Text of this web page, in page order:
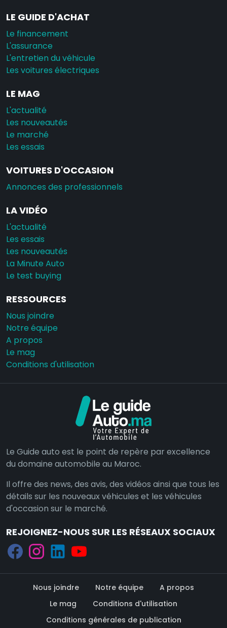
LE GUIDE D'ACHAT
Le financement
L'assurance
L'entretien du véhicule
Les voitures électriques
LE MAG
L'actualité
Les nouveautés
Le marché
Les essais
VOITURES D'OCCASION
Annonces des professionnels
LA VIDÉO
L'actualité
Les essais
Les nouveautés
La Minute Auto
Le test buying
RESSOURCES
Nous joindre
Notre équipe
A propos
Le mag
Conditions d'utilisation
Le Guide auto est le point de repère par excellence
du domaine automobile au Maroc.
Il offre des news, des avis, des vidéos ainsi que tous les
détails sur les nouveaux véhicules et les véhicules
d'occasion sur le marché.
REJOIGNEZ-NOUS SUR LES RÉSEAUX SOCIAUX
Nous joindre Notre équipe
A propos
Le mag
Conditions d'utilisation
Conditions générales de publication